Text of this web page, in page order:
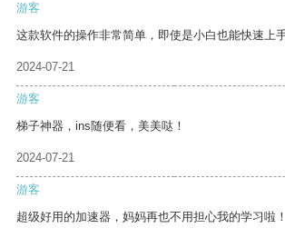
游客
这款软件的操作非常简单，即使是小白也能快速上手
2024-07-21
游客
梯子神器，ins随便看，美美哒！
2024-07-21
游客
超级好用的加速器，妈妈再也不用担心我的学习啦！